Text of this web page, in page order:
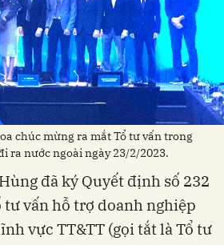
chúc mừng ra mắt Tổ tư vấn trong
ra nước ngoài ngày 23/2/2023.
đã ký Quyết định số 232
tư vấn hỗ trợ doanh nghiệp
vực TT&TT (gọi tắt là Tổ tư